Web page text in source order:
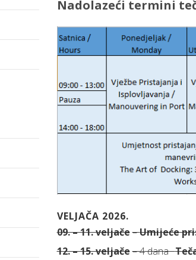
Nadolazeći termini
VELJAČA 2026.
09. – 11. veljače–Umijeće
12. – 15. veljače– 4 dana ·